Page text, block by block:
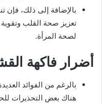
بالإضافة إلى ذلك، فإن
تعزيز صحة القلب وتقوية
لصحة المرأة.
أضرار فاكهة
بالرغم من الفوائد
هناك بعض التحذيرات